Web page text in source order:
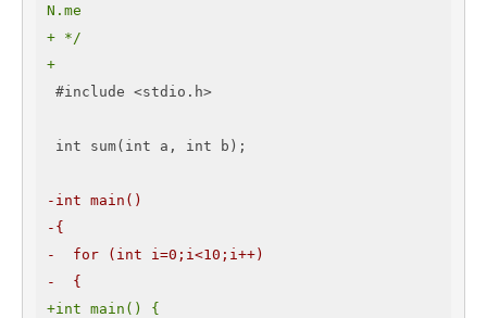
N.me
+ */
+
-int main()
-{
-  for (int i=0;i<10;i++)
-  {
+int main() {